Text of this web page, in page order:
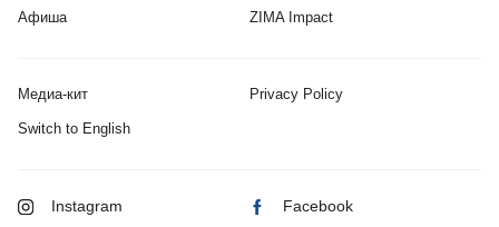
Афиша ZIMA Impact
Медиа-кит Privacy Policy
Switch to English
Instagram Facebook